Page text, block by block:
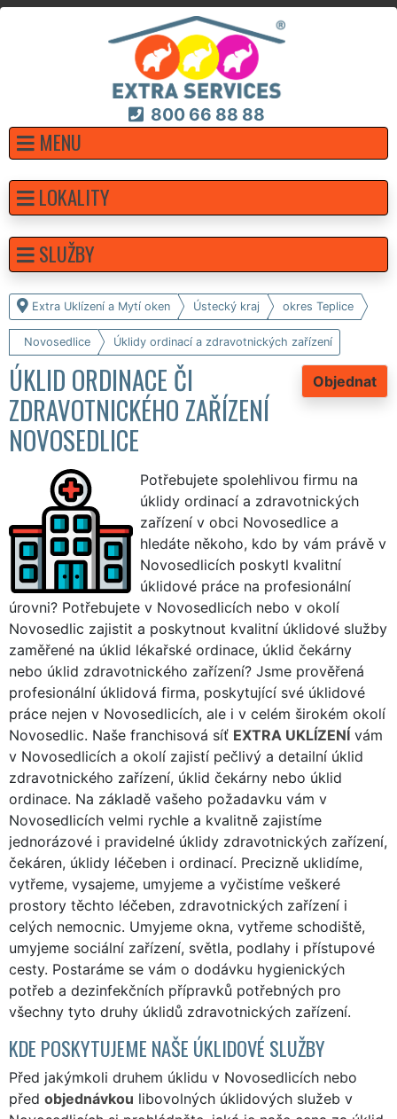
800 66 88 88
MENU
Extra Uklízení a Mytí oken Ústecký kraj okres Teplice
Novosedlice Úklidy ordinací a zdravotnických zařízení
Objednat
ÚKLID ORDINACE ČI
ZDRAVOTNICKÉHO ZAŘÍZENÍ
NOVOSEDLICE
Potřebujete spolehlivou firmu na
úklidy ordinací a zdravotnických
zařízení v obci Novosedlice a
hledáte někoho, kdo by vám právě v
Novosedlicích poskytl kvalitní
úklidové práce na profesionální
úrovni? Potřebujete v Novosedlicích nebo v okolí
Novosedlic zajistit a poskytnout kvalitní úklidové služby
zaměřené na úklid lékařské ordinace, úklid čekárny
nebo úklid zdravotnického zařízení? Jsme prověřená
profesionální úklidová firma, poskytující své úklidové
práce nejen v Novosedlicích, ale i v celém širokém okolí
Novosedlic. Naše franchisová síť EXTRA UKLÍZENÍ vám
v Novosedlicích a okolí zajistí pečlivý a detailní úklid
zdravotnického zařízení, úklid čekárny nebo úklid
ordinace. Na základě vašeho požadavku vám v
Novosedlicích velmi rychle a kvalitně zajistíme
jednorázové i pravidelné úklidy zdravotnických zařízení,
čekáren, úklidy léčeben i ordinací. Precizně uklidíme,
vytřeme, vysajeme, umyjeme a vyčistíme veškeré
prostory těchto léčeben, zdravotnických zařízení i
celých nemocnic. Umyjeme okna, vytřeme schodiště,
umyjeme sociální zařízení, světla, podlahy i přístupové
cesty. Postaráme se vám o dodávku hygienických
potřeb a dezinfekčních přípravků potřebných pro
všechny tyto druhy úklidů zdravotnických zařízení.
KDE POSKYTUJEME NAŠE ÚKLIDOVÉ SLUŽBY
Před jakýmkoli druhem úklidu v Novosedlicích nebo
před objednávkou libovolných úklidových služeb v
LOKALITY
SLUŽBY